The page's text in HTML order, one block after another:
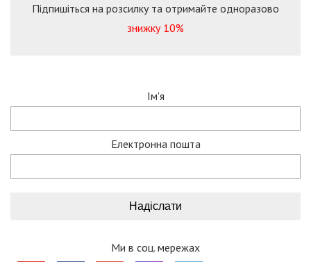
Підпишіться на розсилку та отримайте одноразово
знижку 10%
Ім'я
Електронна пошта
Ми в соц. мережах